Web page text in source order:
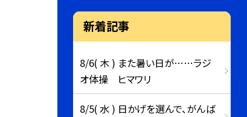
新着記事
8/6( 木 ) また暑い日が……ラジ
オ体操 ヒマワリ
8/5( 水 ) 日かげを選んで、がんば